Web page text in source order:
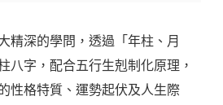
精深的學問，透過「年柱、月
八字，配合五行生剋制化原理，
性格特質、運勢起伏及人生際